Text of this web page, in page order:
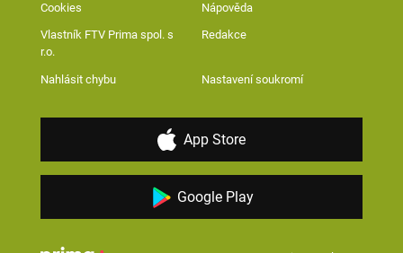
Cookies Nápověda
Vlastník FTV Prima spol. s
r.o.
Redakce
Nahlásit chybu Nastavení soukromí
App Store
Google Play